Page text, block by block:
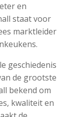
en
staat voor
marktleider
geschiedenis
de grootste
bekend om
kwaliteit en